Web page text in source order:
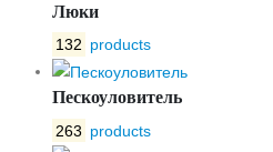
Люки
132 products
Пескоуловитель
263 products